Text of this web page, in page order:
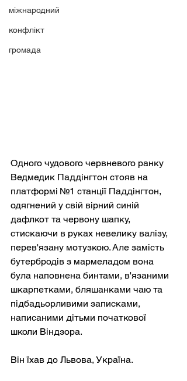
міжнародний
конфлікт
громада
Одного чудового червневого ранку
Ведмедик Паддінгтон стояв на
платформі №1 станції Паддінгтон,
одягнений у свій вірний синій
дафлкот та червону шапку,
стискаючи в руках невелику валізу,
перев'язану мотузкою. Але замість
бутербродів з мармеладом вона
була наповнена бинтами, в'язаними
шкарпетками, бляшанками чаю та
підбадьорливими записками,
написаними дітьми початкової
школи Віндзора.
Він їхав до Львова, Україна.